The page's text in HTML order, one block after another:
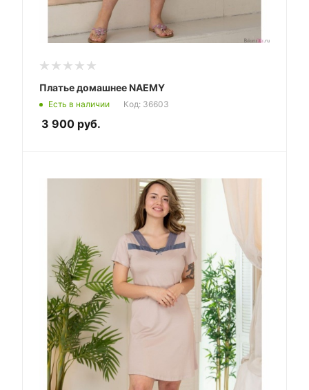
Платье домашнее NAEMY
Есть в наличии Код: 36603
3 900 руб.